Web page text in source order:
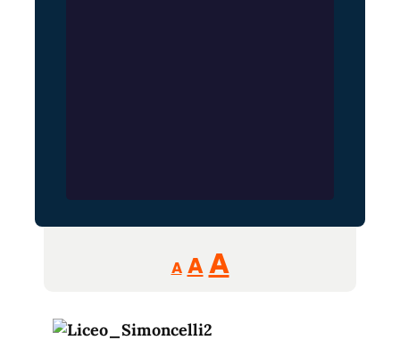
A
Reducir
tamaño
A Restablecer
de
AAumentar